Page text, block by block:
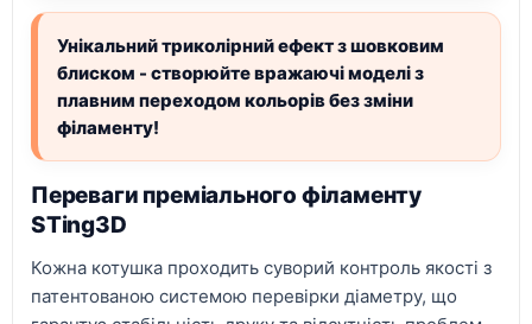
Унікальний триколірний ефект з шовковим
блиском - створюйте вражаючі моделі з
плавним переходом кольорів без зміни
філаменту!
Переваги преміального філаменту
STing3D
Кожна котушка проходить суворий контроль якості з
патентованою системою перевірки діаметру, що